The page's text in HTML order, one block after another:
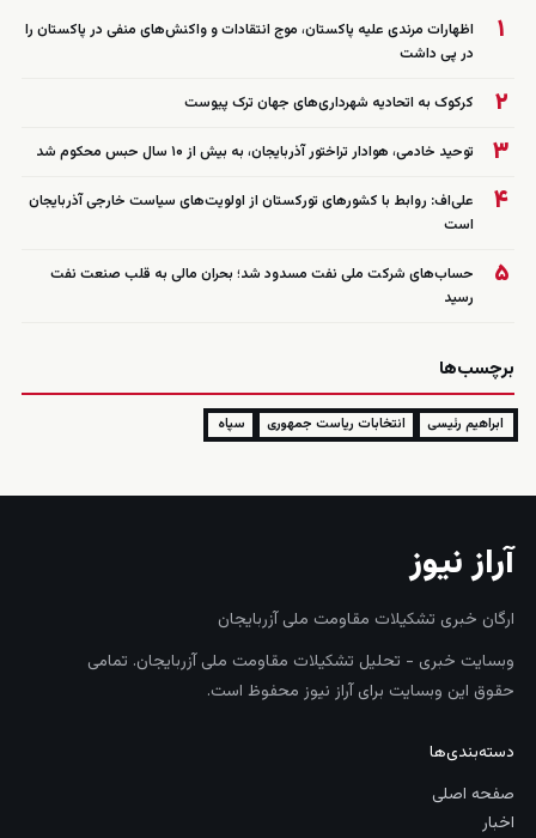
۱
اظهارات مرندی علیه پاکستان، موج انتقادات و واکنش‌های منفی در پاکستان را
در پی داشت
۲ کرکوک به اتحادیه شهرداری‌های جهان ترک پیوست
۳ توحید خادمی، هوادار تراختور آذربایجان، به بیش از ۱۰ سال حبس محکوم شد
۴
علی‌اف: روابط با کشورهای تورکستان از اولویت‌های سیاست خارجی آذربایجان
است
۵
حساب‌های شرکت ملی نفت مسدود شد؛ بحران مالی به قلب صنعت نفت
رسید
برچسب‌ها
ابراهیم رئیسی انتخابات ریاست جمهوری سپاه
آراز نیوز
ارگان خبری تشکیلات مقاومت ملی آزربایجان
وبسایت خبری - تحلیل تشکیلات مقاومت ملی آزربایجان. تمامی
حقوق این وبسایت برای آراز نیوز محفوظ است.
دسته‌بندی‌ها
صفحه اصلی
اخبار